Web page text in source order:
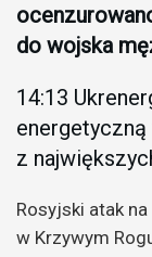
do wojska
14:13
z
Rosyjski atak
w Krzywym